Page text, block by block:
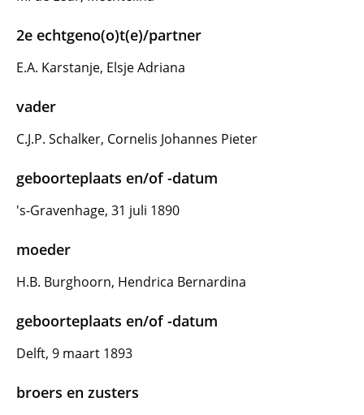
2e echtgeno(o)t(e)/partner
E.A. Karstanje, Elsje Adriana
vader
C.J.P. Schalker, Cornelis Johannes Pieter
geboorteplaats en/of -datum
's-Gravenhage, 31 juli 1890
moeder
H.B. Burghoorn, Hendrica Bernardina
geboorteplaats en/of -datum
Delft, 9 maart 1893
broers en zusters